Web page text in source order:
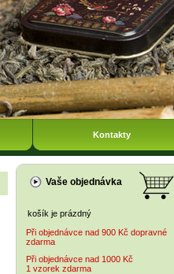
Kontakty
Vaše objednávka
košík je prázdný
Při objednávce nad 900 Kč dopravné
zdarma
Při objednávce nad 1000 Kč
1 vzorek zdarma